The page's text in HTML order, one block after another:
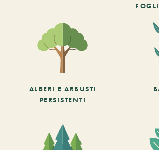
ALBERI E ARBUSTI
PERSISTENTI